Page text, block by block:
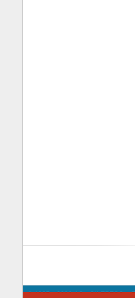
© 1997—2026 АО «СК ПРЕСС».